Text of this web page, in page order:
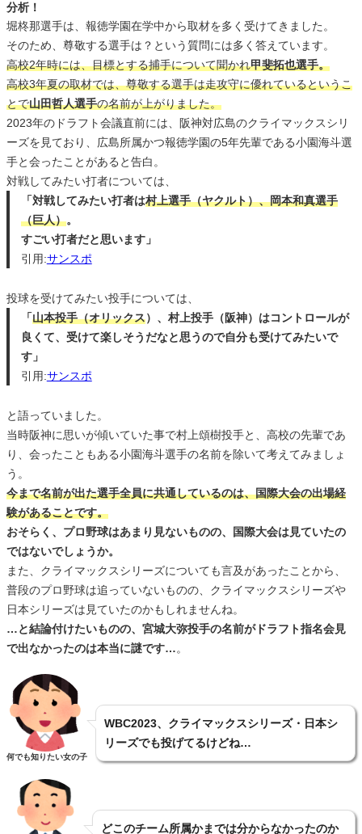
分析！
堀柊那選手は、報徳学園在学中から取材を多く受けてきました。
そのため、尊敬する選手は？という質問には多く答えています。
高校2年時には、目標とする捕手について聞かれ甲斐拓也選手。
高校3年夏の取材では、尊敬する選手は走攻守に優れているというこ
とで山田哲人選手の名前が上がりました。
2023年のドラフト会議直前には、阪神対広島のクライマックスシリ
ーズを見ており、広島所属かつ報徳学園の5年先輩である小園海斗選
手と会ったことがあると告白。
対戦してみたい打者については、
「対戦してみたい打者は村上選手（ヤクルト）、岡本和真選手
（巨人）。
すごい打者だと思います」
引用:サンスポ
投球を受けてみたい投手については、
「山本投手（オリックス）、村上投手（阪神）はコントロールが
良くて、受けて楽しそうだなと思うので自分も受けてみたいで
す」
引用:サンスポ
と語っていました。
当時阪神に思いが傾いていた事で村上頌樹投手と、高校の先輩であ
り、会ったこともある小園海斗選手の名前を除いて考えてみましょ
う。
今まで名前が出た選手全員に共通しているのは、国際大会の出場経
験があることです。
おそらく、プロ野球はあまり見ないものの、国際大会は見ていたの
ではないでしょうか。
また、クライマックスシリーズについても言及があったことから、
普段のプロ野球は追っていないものの、クライマックスシリーズや
日本シリーズは見ていたのかもしれませんね。
…と結論付けたいものの、宮城大弥投手の名前がドラフト指名会見
で出なかったのは本当に謎です…。
何でも知りたい女の子
WBC2023、クライマックスシリーズ・日本シ
リーズでも投げてるけどね…
どこのチーム所属かまでは分からなかったのか